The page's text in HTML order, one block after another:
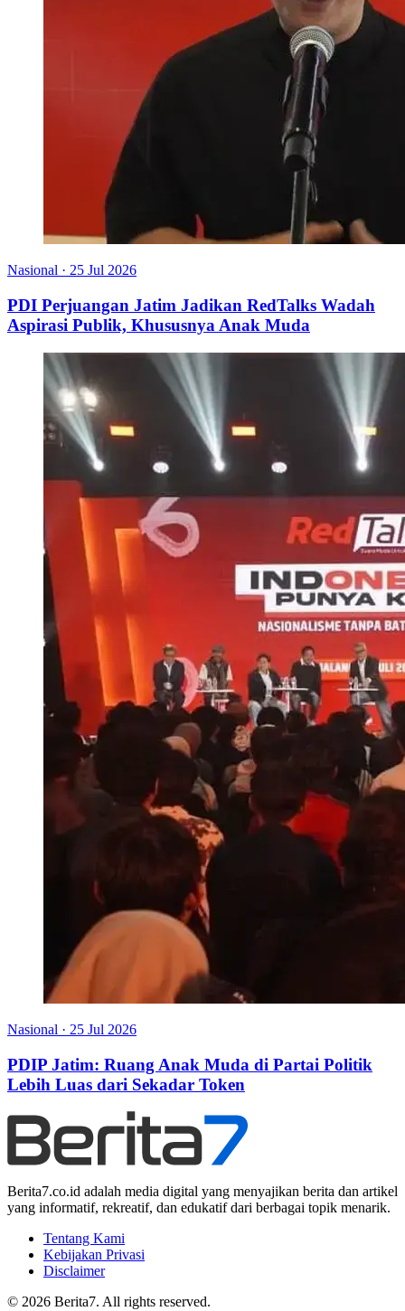
Nasional · 25 Jul 2026
PDI Perjuangan Jatim Jadikan RedTalks Wadah
Aspirasi Publik, Khususnya Anak Muda
Nasional · 25 Jul 2026
PDIP Jatim: Ruang Anak Muda di Partai Politik
Lebih Luas dari Sekadar Token
Berita7.co.id adalah media digital yang menyajikan berita dan artikel
yang informatif, rekreatif, dan edukatif dari berbagai topik menarik.
Tentang Kami
Kebijakan Privasi
Disclaimer
© 2026 Berita7. All rights reserved.